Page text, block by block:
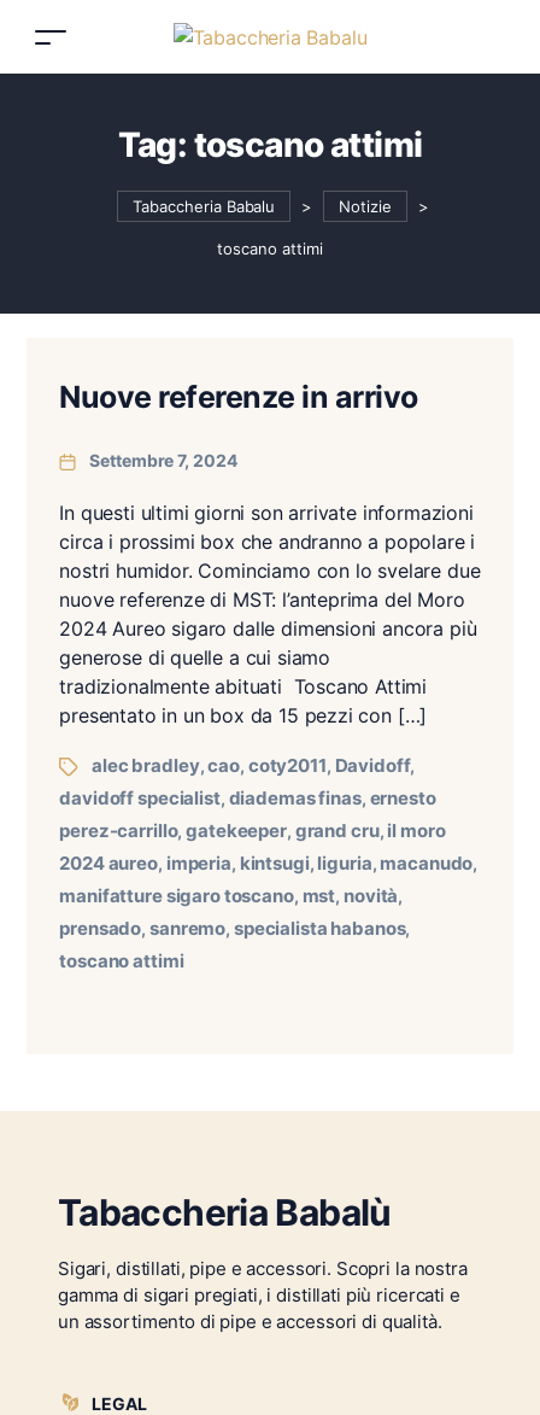
Tag: toscano attimi
Tabaccheria Babalu > Notizie >
toscano attimi
Nuove referenze in arrivo
Settembre 7, 2024
In questi ultimi giorni son arrivate informazioni
circa i prossimi box che andranno a popolare i
nostri humidor. Cominciamo con lo svelare due
nuove referenze di MST: l’anteprima del Moro
2024 Aureo sigaro dalle dimensioni ancora più
generose di quelle a cui siamo
tradizionalmente abituati Toscano Attimi
presentato in un box da 15 pezzi con […]
alec bradley,cao, coty2011, Davidoff,
davidoff specialist, diademas finas, ernesto
perez-carrillo,gatekeeper, grand cru, il moro
2024 aureo, imperia, kintsugi, liguria, macanudo,
manifatture sigaro toscano, mst, novità,
prensado,sanremo, specialista habanos,
toscano attimi
Tabaccheria Babalù
Sigari, distillati, pipe e accessori. Scopri la nostra
gamma di sigari pregiati, i distillati più ricercati e
un assortimento di pipe e accessori di qualità.
LEGAL